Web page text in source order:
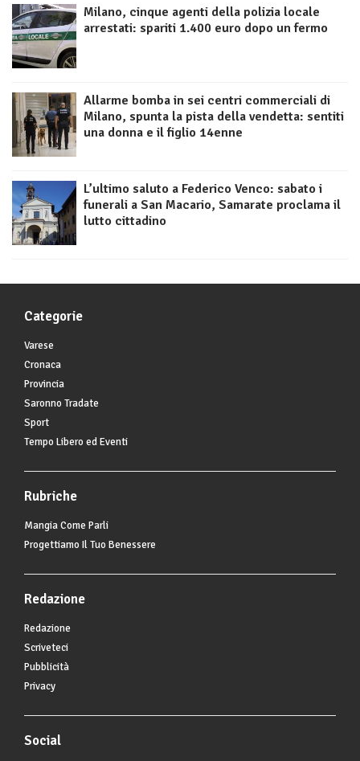
Milano, cinque agenti della polizia locale
arrestati: spariti 1.400 euro dopo un fermo
Allarme bomba in sei centri commerciali di
Milano, spunta la pista della vendetta: sentiti
una donna e il figlio 14enne
L’ultimo saluto a Federico Venco: sabato i
funerali a San Macario, Samarate proclama il
lutto cittadino
Categorie
Varese
Cronaca
Provincia
Saronno Tradate
Sport
Tempo Libero ed Eventi
Rubriche
Mangia Come Parli
Progettiamo Il Tuo Benessere
Redazione
Redazione
Scriveteci
Pubblicità
Privacy
Social